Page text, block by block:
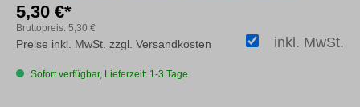
5,30 €*
Bruttopreis: 5,30 €
inkl. MwSt.
Preise inkl. MwSt. zzgl. Versandkosten
Sofort verfügbar, Lieferzeit: 1-3 Tage